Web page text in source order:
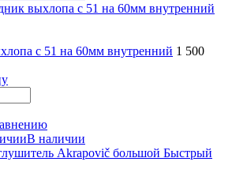
с 51 на 60мм внутренний 1 500
В наличии
Быстрый